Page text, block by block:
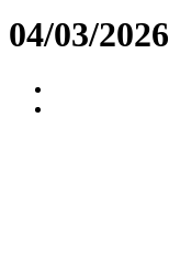
04/03/2026